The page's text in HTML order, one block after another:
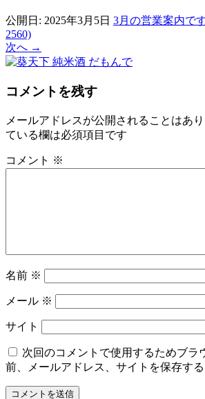
公開日: 2025年3月5日 3月の営業案内で
2560)
次へ →
コメントを残す
メールアドレスが公開されることはあり
ている欄は必須項目です
コメント ※
名前 ※
メール ※
サイト
次回のコメントで使用するためブラ
前、メールアドレス、サイトを保存する